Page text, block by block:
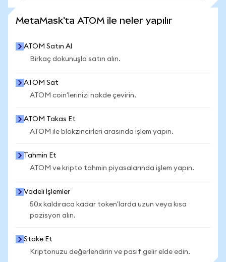
MetaMask'ta ATOM ile neler yapılır
ATOM Satın Al
Birkaç dokunuşla satın alın.
ATOM Sat
ATOM coin'lerinizi nakde çevirin.
ATOM Takas Et
ATOM ile blokzincirleri arasında işlem yapın.
Tahmin Et
ATOM ve kripto tahmin piyasalarında işlem yapın.
Vadeli İşlemler
50x kaldıraca kadar token'larda uzun veya kısa
pozisyon alın.
Stake Et
Kriptonuzu değerlendirin ve pasif gelir elde edin.